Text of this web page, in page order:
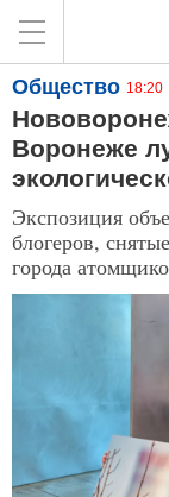
Общество 18:20
Воронеже
Экспозиция
блогеров,
города